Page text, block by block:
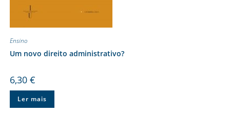
Ensino
Um novo direito administrativo?
6,30 €
Ler mais